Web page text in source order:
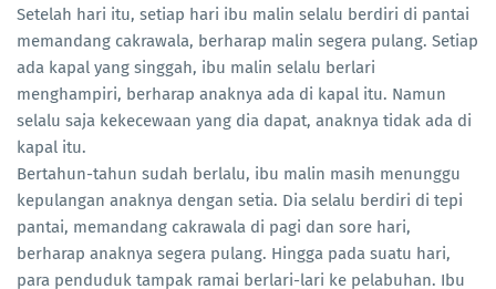
Setelah hari itu, setiap hari ibu malin selalu berdiri di pantai
memandang cakrawala, berharap malin segera pulang. Setiap
ada kapal yang singgah, ibu malin selalu berlari
menghampiri, berharap anaknya ada di kapal itu. Namun
selalu saja kekecewaan yang dia dapat, anaknya tidak ada di
kapal itu.
Bertahun-tahun sudah berlalu, ibu malin masih menunggu
kepulangan anaknya dengan setia. Dia selalu berdiri di tepi
pantai, memandang cakrawala di pagi dan sore hari,
berharap anaknya segera pulang. Hingga pada suatu hari,
para penduduk tampak ramai berlari-lari ke pelabuhan. Ibu